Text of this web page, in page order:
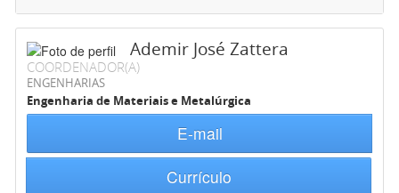
Ademir José Zattera
COORDENADOR(A)
ENGENHARIAS
Engenharia de Materiais e Metalúrgica
E-mail
Currículo